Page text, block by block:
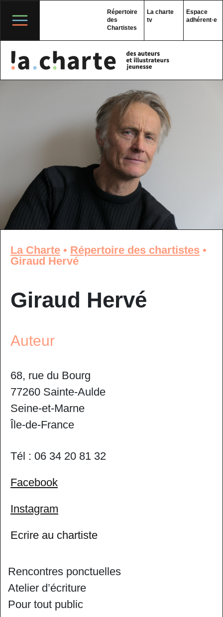
content
Répertoire
des
Chartistes
La charte
tv
Espace
adhérent·e
La Charte • Répertoire des chartistes •
Giraud Hervé
Giraud Hervé
Auteur
68, rue du Bourg
77260 Sainte-Aulde
Seine-et-Marne
Île-de-France
Tél : 06 34 20 81 32
Facebook
Instagram
Ecrire au chartiste
Rencontres ponctuelles
Atelier d’écriture
Pour tout public